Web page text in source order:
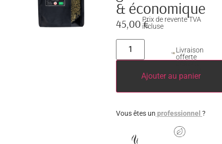
& économique
45,00€
Prix de revente TVA
incluse
Ajouter au panier
Livraison
offerte
Vous êtes un professionnel ?